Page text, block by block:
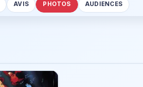
AVIS PHOTOS AUDIENCES